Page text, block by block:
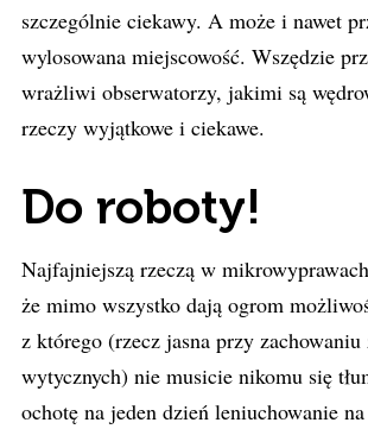
szczególnie ciekawy. A może i nawet
wylosowana miejscowość. Wszędzie
wrażliwi obserwatorzy, jakimi są
rzeczy wyjątkowe i ciekawe.
Do roboty!
Najfajniejszą rzeczą w
że mimo wszystko dają ogrom
z którego (rzecz jasna przy zachowaniu
wytycznych) nie musicie nikomu się
ochotę na jeden dzień leniuchowanie